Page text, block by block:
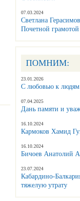
07.03.2024
Светлана
Почетной
ПОМНИМ:
23.01.2026
С любовью к
07.04.2025
Дань памяти и
16.10.2024
Кармоков Хамид
16.10.2024
Бичоев Анатолий
23.07.2024
Кабардино-
тяжелую утрату